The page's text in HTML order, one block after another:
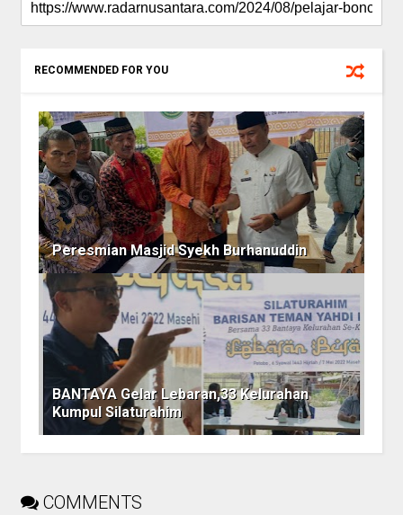
RECOMMENDED FOR YOU
Peresmian Masjid Syekh Burhanuddin
BANTAYA Gelar Lebaran,33 Kelurahan
Kumpul Silaturahim
COMMENTS